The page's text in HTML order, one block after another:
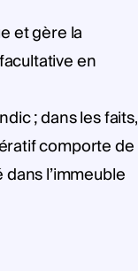
et gère la
en
; dans les faits,
comporte de
l’immeuble